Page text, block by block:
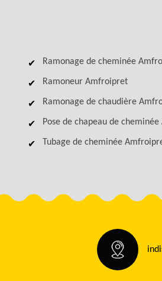
Ramonage de cheminée
Ramoneur Amfroipret
Ramonage de chaudière
Pose de chapeau de
Tubage de cheminée